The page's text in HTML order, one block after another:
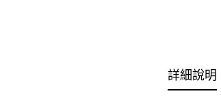
詳細說明